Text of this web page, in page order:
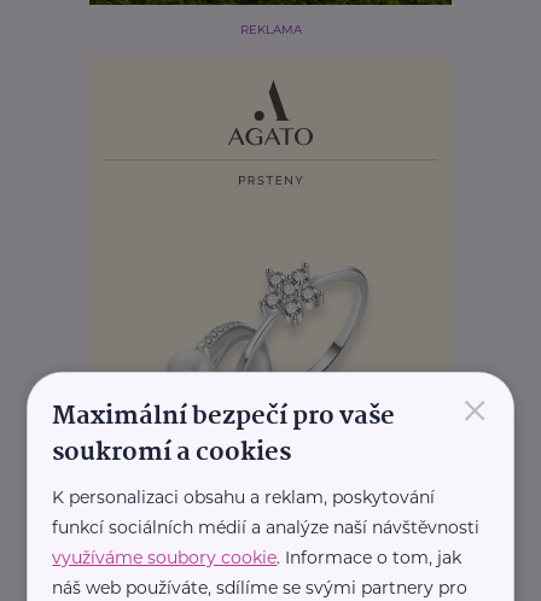
REKLAMA
×
Maximální bezpečí pro vaše
soukromí a cookies
K personalizaci obsahu a reklam, poskytování
funkcí sociálních médií a analýze naší návštěvnosti
využíváme soubory cookie. Informace o tom, jak
náš web používáte, sdílíme se svými partnery pro